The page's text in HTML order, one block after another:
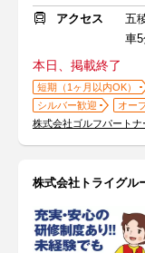
アクセス
五
車
本日、掲載終了
短期（1ヶ月以内OK）
シルバー歓迎
オー
株式会社ゴルフパート
株式会社トライグ